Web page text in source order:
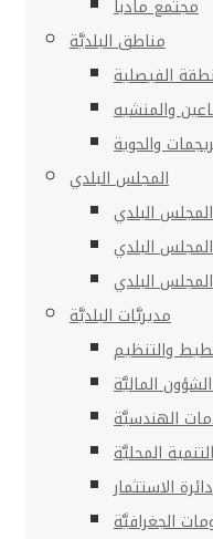
مجتمع مادبا
مناطق البلديَّة
الفيصلية
والمنشيه
والحوية
المجلس البلدي
البلدي
البلدي
البلدي
مديريَّات البلديَّة
والتنظيم
الماليَّة
الهندسيَّة
دائرة الاستثمار